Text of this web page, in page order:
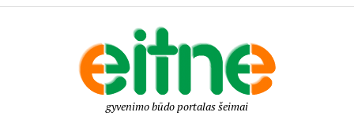
gyvenimo būdo portalas šeimai